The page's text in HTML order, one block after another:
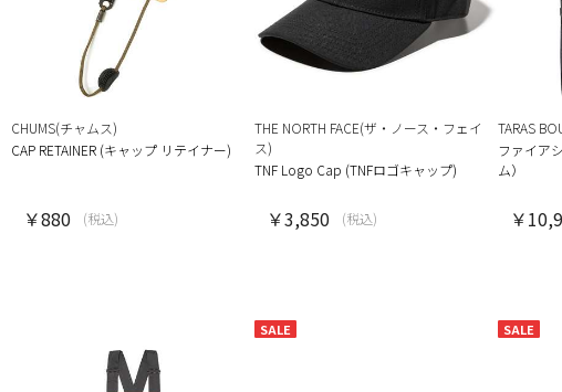
CHUMS(チャムス)
CAP RETAINER (キャップ リテイナー)
￥880 (税込)
THE NORTH FACE(ザ・ノース・フェイ
ス)
TNF Logo Cap (TNFロゴキャップ)
￥3,850 (税込)
TARAS
ファイア
ム）
￥
SALE SALE